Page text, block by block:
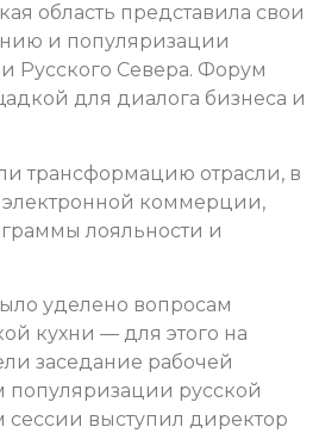
область представила свои
и популяризации
Русского Севера. Форум
для диалога бизнеса и
трансформацию отрасли, в
электронной коммерции,
лояльности и
уделено вопросам
кухни — для этого на
заседание рабочей
популяризации русской
сессии выступил директор